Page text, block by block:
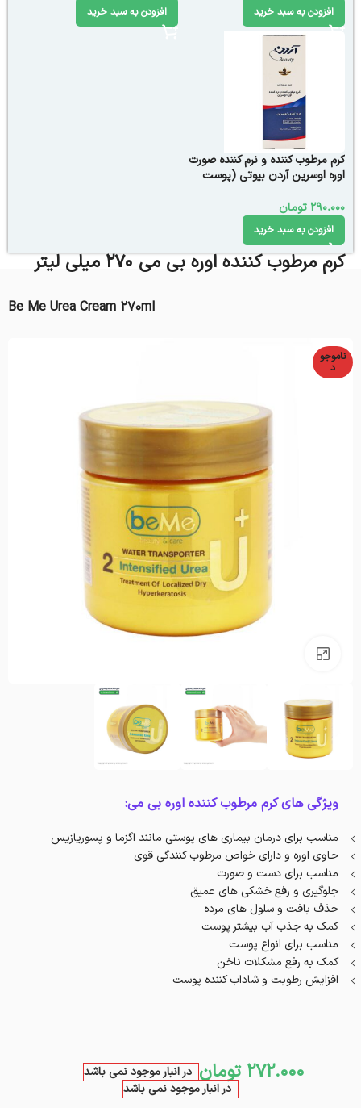
افزودن به سبد خرید افزودن به سبد خرید
کرم مرطوب کننده و نرم کننده صورت
اوره اوسرین آردن بیوتی (پوست
290.000تومان
افزودن به سبد خرید
کرم مرطوب کننده اوره بی می 270 میلی لیتر
Be Me Urea Cream 270ml
ناموجو
د
ویژگی های کرم مرطوب کننده اوره بی می:
مناسب برای درمان بیماری های پوستی مانند اگزما و پسوریازیس
حاوی اوره و دارای خواص مرطوب کنندگی قوی
مناسب برای دست و صورت
جلوگیری و رفع خشکی های عمیق
حذف بافت و سلول های مرده
کمک به جذب آب بیشتر پوست
مناسب برای انواع پوست
کمک به رفع مشکلات ناخن
افزایش رطوبت و شاداب کننده پوست
272.000 تومان در انبار موجود نمی باشد
در انبار موجود نمی باشد